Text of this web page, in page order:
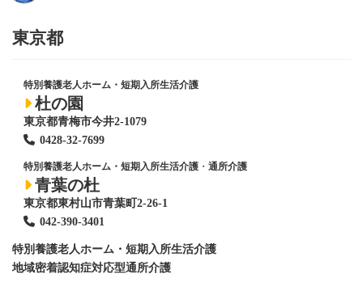
東京都
特別養護老人ホーム・短期入所生活介護
杜の園
東京都青梅市今井2-1079
0428-32-7699
特別養護老人ホーム・短期入所生活介護 ・ 通所介護
青葉の杜
東京都東村山市青葉町2-26-1
042-390-3401
特別養護老人ホーム ・短期入所生活介護
地域密着認知症対応型通所介護